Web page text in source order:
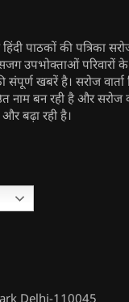
पाठकों की पत्रिका सरोज
उपभोक्ताओं परिवारों के
संपूर्ण खबरें है। सरोज
नाम बन रही है और सरोज
बढ़ा रही है।
Delhi-110045